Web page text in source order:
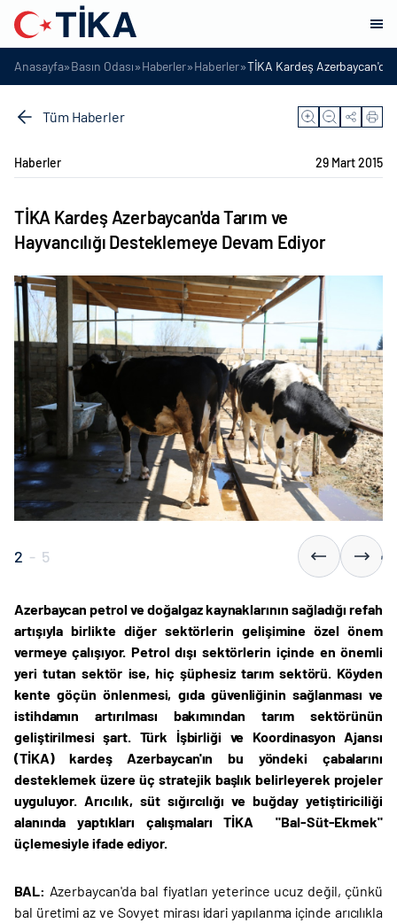
Anasayfa»Basın Odası»Haberler»Haberler»TİKA Kardeş Azerbaycan'da
Tüm Haberler
Haberler 29 Mart 2015
TİKA Kardeş Azerbaycan'da Tarım ve
Hayvancılığı Desteklemeye Devam Ediyor
2 - 5
Azerbaycan petrol ve doğalgaz kaynaklarının sağladığı refah
artışıyla birlikte diğer sektörlerin gelişimine özel önem
vermeye çalışıyor. Petrol dışı sektörlerin içinde en önemli
yeri tutan sektör ise, hiç şüphesiz tarım sektörü. Köyden
kente göçün önlenmesi, gıda güvenliğinin sağlanması ve
istihdamın artırılması bakımından tarım sektörünün
geliştirilmesi şart. Türk İşbirliği ve Koordinasyon Ajansı
(TİKA) kardeş Azerbaycan'ın bu yöndeki çabalarını
desteklemek üzere üç stratejik başlık belirleyerek projeler
uyguluyor. Arıcılık, süt sığırcılığı ve buğday yetiştiriciliği
alanında yaptıkları çalışmaları TİKA "Bal-Süt-Ekmek"
üçlemesiyle ifade ediyor.
BAL: Azerbaycan'da bal fiyatları yeterince ucuz değil, çünkü
bal üretimi az ve Sovyet mirası idari yapılanma içinde arıcılıkla